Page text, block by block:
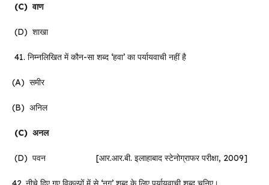
(C)वाण
(D) शाखा
41. निम्नलिखित में कौन-सा शब्द ‘हवा’ का पर्यायवाची नहीं है
(A) समीर
(B) अनिल
(C) अनल
(D) पवन [आर.आर.बी. इलाहाबाद स्टेनोग्राफर परीक्षा, 2009]